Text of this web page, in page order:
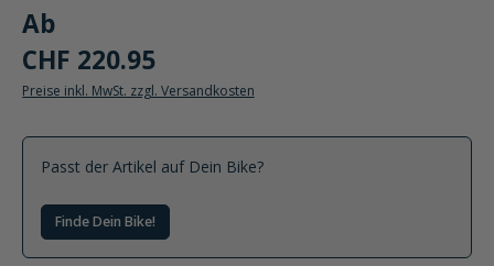
Ab
CHF 220.95
Preise inkl. MwSt. zzgl. Versandkosten
Passt der Artikel auf Dein Bike?
Finde Dein Bike!